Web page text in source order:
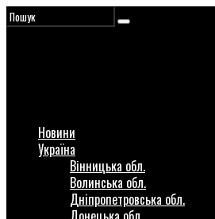
Новини
Україна
Вінницька обл.
Волинська обл.
Дніпропетровська обл.